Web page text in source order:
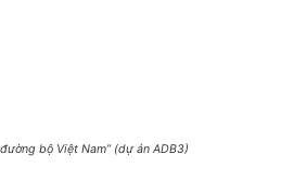
bộ Việt Nam” (dự án ADB3)